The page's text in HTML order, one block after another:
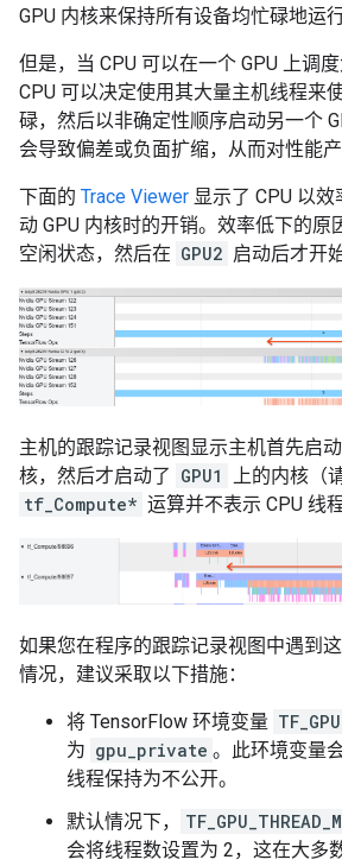
GPU 内核来保持所有设备均忙碌地运行
但是，当 CPU 可以在一个 GPU 上调度
CPU 可以决定使用其大量主机线程来
碌，然后以非确定性顺序启动另一个
会导致偏差或负面扩缩，从而对性能产
下面的 Trace Viewer 显示了 CPU 以
动 GPU 内核时的开销。效率低下的原
空闲状态，然后在 GPU2 启动后才开
主机的跟踪记录视图显示主机首先启
核，然后才启动了 GPU1
上的内核（
tf_Compute* 运算并不表示 CPU 线程
如果您在程序的跟踪记录视图中遇到
情况，建议采取以下措施：
将 TensorFlow 环境变量
为 gpu_private 。此环境变量
线程保持为不公开。
默认情况下，
会将线程数设置为 2，这在大多